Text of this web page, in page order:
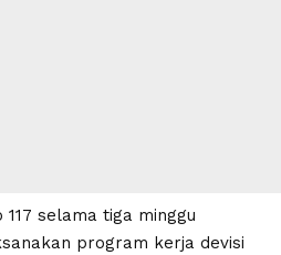
selama tiga minggu
program kerja devisi